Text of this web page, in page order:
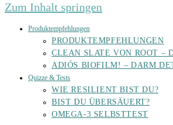
Zum Inhalt springen
Produktempfehlungen
PRODUKTEMPFEHLUNGEN
CLEAN SLATE VON ROOT –
ADIÓS BIOFILM! – DARM
Quizze & Tests
WIE RESILIENT BIST DU?
BIST DU ÜBERSÄUERT?
OMEGA-3 SELBSTTEST